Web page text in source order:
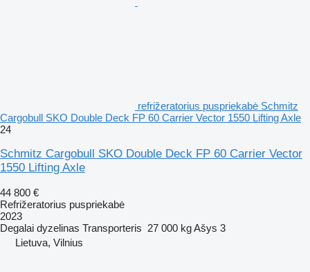
refrižeratorius puspriekabė Schmitz
Cargobull SKO Double Deck FP 60 Carrier Vector 1550 Lifting Axle
24
Schmitz Cargobull SKO Double Deck FP 60 Carrier Vector
1550 Lifting Axle
44 800 €
Refrižeratorius puspriekabė
2023
Degalai dyzelinas Transporteris 27 000 kgAšys 3
Lietuva, Vilnius